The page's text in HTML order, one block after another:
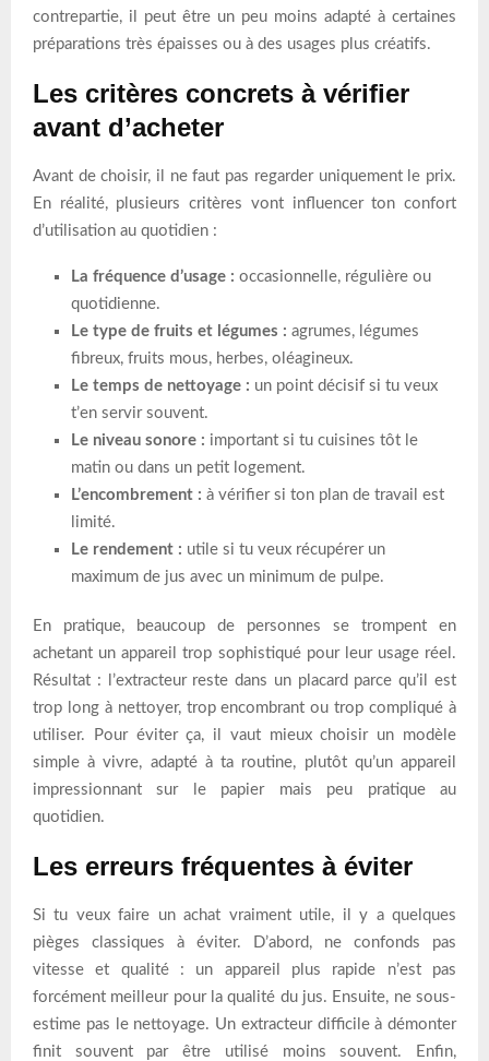
contrepartie, il peut être un peu moins adapté à certaines
préparations très épaisses ou à des usages plus créatifs.
Les critères concrets à vérifier
avant d’acheter
Avant de choisir, il ne faut pas regarder uniquement le prix.
En réalité, plusieurs critères vont influencer ton confort
d’utilisation au quotidien :
La fréquence d’usage : occasionnelle, régulière ou
quotidienne.
Le type de fruits et légumes : agrumes, légumes
fibreux, fruits mous, herbes, oléagineux.
Le temps de nettoyage : un point décisif si tu veux
t’en servir souvent.
Le niveau sonore : important si tu cuisines tôt le
matin ou dans un petit logement.
L’encombrement : à vérifier si ton plan de travail est
limité.
Le rendement : utile si tu veux récupérer un
maximum de jus avec un minimum de pulpe.
En pratique, beaucoup de personnes se trompent en
achetant un appareil trop sophistiqué pour leur usage réel.
Résultat : l’extracteur reste dans un placard parce qu’il est
trop long à nettoyer, trop encombrant ou trop compliqué à
utiliser. Pour éviter ça, il vaut mieux choisir un modèle
simple à vivre, adapté à ta routine, plutôt qu’un appareil
impressionnant sur le papier mais peu pratique au
quotidien.
Les erreurs fréquentes à éviter
Si tu veux faire un achat vraiment utile, il y a quelques
pièges classiques à éviter. D’abord, ne confonds pas
vitesse et qualité : un appareil plus rapide n’est pas
forcément meilleur pour la qualité du jus. Ensuite, ne sous-
estime pas le nettoyage. Un extracteur difficile à démonter
finit souvent par être utilisé moins souvent. Enfin,